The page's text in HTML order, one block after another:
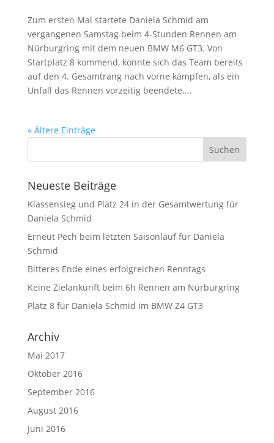
Zum ersten Mal startete Daniela Schmid am
vergangenen Samstag beim 4-Stunden Rennen am
Nürburgring mit dem neuen BMW M6 GT3. Von
Startplatz 8 kommend, konnte sich das Team bereits
auf den 4. Gesamtrang nach vorne kämpfen, als ein
Unfall das Rennen vorzeitig beendete....
« Ältere Einträge
Neueste Beiträge
Klassensieg und Platz 24 in der Gesamtwertung für
Daniela Schmid
Erneut Pech beim letzten Saisonlauf für Daniela
Schmid
Bitteres Ende eines erfolgreichen Renntags
Keine Zielankunft beim 6h Rennen am Nürburgring
Platz 8 für Daniela Schmid im BMW Z4 GT3
Archiv
Mai 2017
Oktober 2016
September 2016
August 2016
Juni 2016